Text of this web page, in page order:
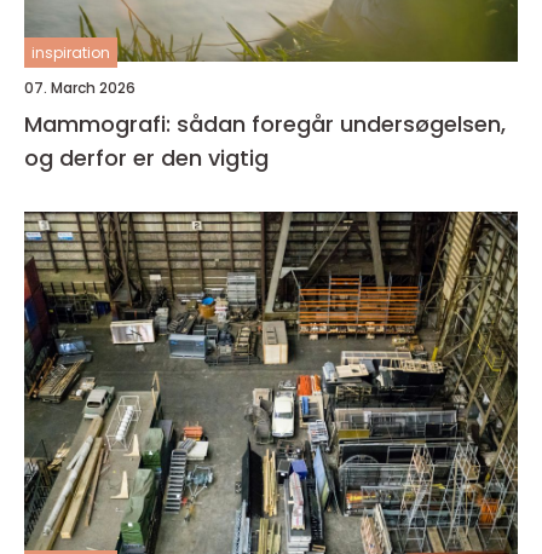
inspiration
07. March 2026
Mammografi: sådan foregår undersøgelsen,
og derfor er den vigtig